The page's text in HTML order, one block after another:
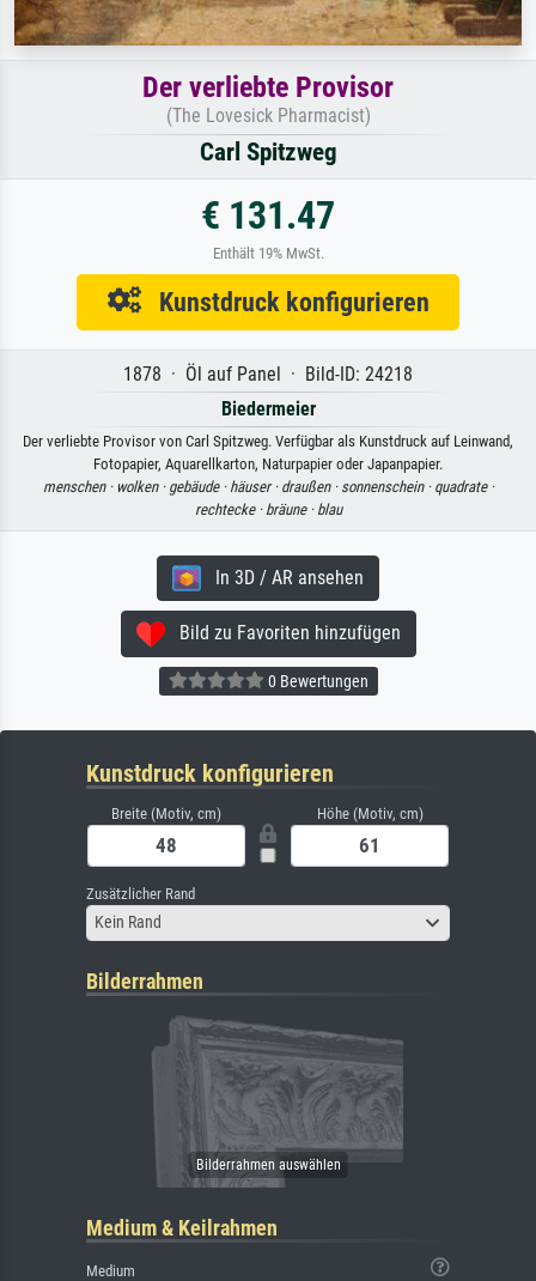
Der verliebte Provisor
(The Lovesick Pharmacist)
Carl Spitzweg
€ 131.47
Enthält 19% MwSt.
Kunstdruck konfigurieren
1878 · Öl auf Panel · Bild-ID: 24218
Biedermeier
Der verliebte Provisor von Carl Spitzweg. Verfügbar als Kunstdruck auf Leinwand,
Fotopapier, Aquarellkarton, Naturpapier oder Japanpapier.
menschen · wolken · gebäude · häuser · draußen · sonnenschein · quadrate ·
rechtecke · bräune · blau
In 3D / AR ansehen
Bild zu Favoriten hinzufügen
0 Bewertungen
Kunstdruck konfigurieren
Breite (Motiv, cm) Höhe (Motiv, cm)
Zusätzlicher Rand
Kein Rand
Bilderrahmen
Medium & Keilrahmen
Medium